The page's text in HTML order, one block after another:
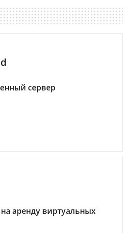
сервер
аренду виртуальных